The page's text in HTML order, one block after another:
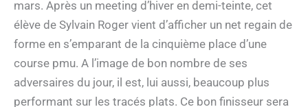
mars. Après un meeting d’hiver en demi-teinte, cet
élève de Sylvain Roger vient d’afficher un net regain de
forme en s’emparant de la cinquième place d’une
course pmu. A l’image de bon nombre de ses
adversaires du jour, il est, lui aussi, beaucoup plus
performant sur les tracés plats. Ce bon finisseur sera